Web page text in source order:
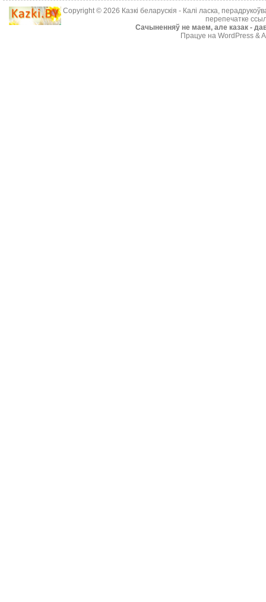
Copyright © 2026 Казкі беларускія - Калі ласка,
перепечатке
Cачыненняў не маем, але казак -
Працуе на WordPress &